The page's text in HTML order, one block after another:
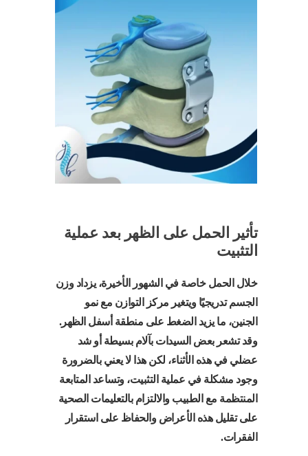
تأثير الحمل على الظهر بعد عملية
التثبيت
خلال الحمل خاصة في الشهور الأخيرة، يزداد وزن
الجسم تدريجيًا ويتغير مركز التوازن مع نمو
الجنين، ما يزيد الضغط على منطقة أسفل الظهر.
وقد تشعر بعض السيدات بآلام بسيطة أو شد
عضلي في هذه الأثناء، لكن هذا لا يعني بالضرورة
وجود مشكلة في عملية التثبيت، وتساعد المتابعة
المنتظمة مع الطبيب والالتزام بالتعليمات الصحية
على تقليل هذه الأعراض والحفاظ على استقرار
الفقرات.